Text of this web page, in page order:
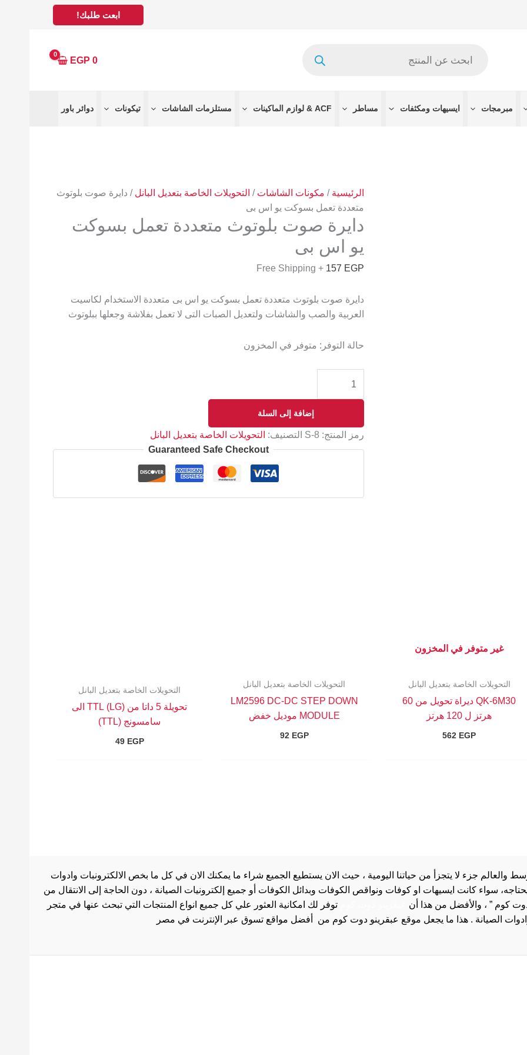
ابعت طلبك!
0
EGP
مبرمجات ايسيهات ومكثفات مساطر ACF & لوازم الماكينات مستلزمات الشاشات تيكونات دوائر باور
الرئيسية / مكونات الشاشات / التحويلات الخاصة بتعديل البانل / دايرة صوت بلوتوث
متعددة تعمل بسوكت يو اس بى
دايرة صوت بلوتوث متعددة تعمل بسوكت
يو اس بى
157 EGP
+ Free Shipping
دايرة صوت بلوتوث متعددة تعمل بسوكت يو اس بى متعددة الاستخدام لكاسيت
العربية والصب والشاشات ولتعديل الصبات التى لا تعمل بفلاشة وجعلها ببلوتوث
حالة التوفر: متوفر في المخزون
يو
إضافة إلى السلة
رمز المنتج: S-8 التصنيف: التحويلات الخاصة بتعديل البانل
Guaranteed Safe Checkout
غير متوفر في المخزون
التحويلات الخاصة بتعديل البانل
QK-6M30 ديراة تحويل من 60
هرتز ل 120 هرتز
562 EGP
التحويلات الخاصة بتعديل البانل
LM2596 DC-DC STEP DOWN
MODULE موديل خفض
92 EGP
التحويلات الخاصة بتعديل البانل
تحويلة 5 داتا من (LG) TTL الى
سامسونج (TTL)
49 EGP
جزء لا يتجزأ من حياتنا اليومية ، حيث الان يستطيع الجميع شراء ما يمكنك الان في كل ما بخص الالكترونبات وادوات
سواء كانت ايسيهات او كوفات ونواقص الكوفات وبدائل الكوفات أو جميع إلكترونيات الصيانة ، دون الحاجة إلى الانتقال من
كوم ” ، والأفضل من هذا أن
توفر لك امكانية العثور علي كل جميع انواع المنتجات التي تبحث عنها في متجر